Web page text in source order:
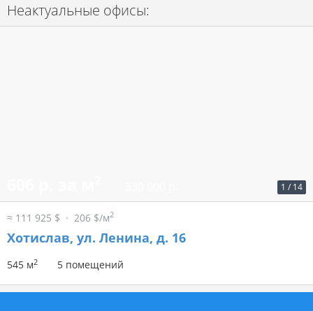
Неактуальные офисы:
1 / 14
≈ 111 925 $ 206 $/м2
Хотислав, ул. Ленина, д. 16
545 м2 5 помещений